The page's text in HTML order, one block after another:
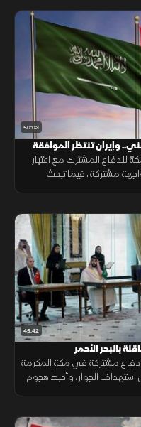
50:03
وإيران تنتظر الموافقة
للدفاع المشترك مع اعتبار
مشتركة، فيما تبحث
45:42
بالبحر الأحمر
دفاع مشتركة في مكة المكرمة
استهداف الجوار، وأحبط هجوم